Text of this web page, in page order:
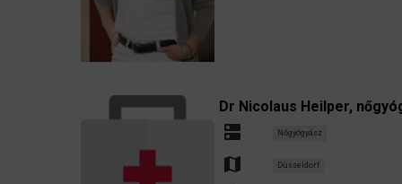
Dr Nicolaus Heilper,
dns Nőgyógyász
map Düsseldorf